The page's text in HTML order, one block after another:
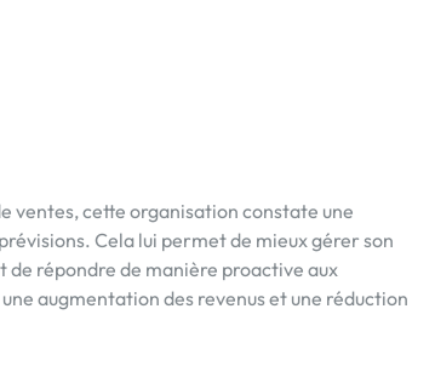
ventes, cette organisation constate une
Cela lui permet de mieux gérer son
de répondre de manière proactive aux
augmentation des revenus et une réduction